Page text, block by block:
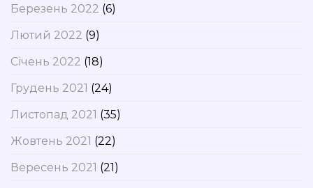
Березень 2022 (6)
Лютий 2022 (9)
Січень 2022 (18)
Грудень 2021 (24)
Листопад 2021 (35)
Жовтень 2021 (22)
Вересень 2021 (21)